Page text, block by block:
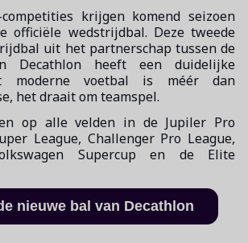
krijgen komend seizoen
officiële wedstrijdbal. Deze tweede
uit het partnerschap tussen de
Decathlon heeft een duidelijke
moderne voetbal is méér dan
het draait om teamspel.
op alle velden in de Jupiler Pro
League, Challenger Pro League,
Supercup en de Elite
nieuwe bal van Decathlon